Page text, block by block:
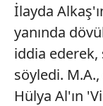
İlayda
yanında
iddia ederek,
söyledi. M.A.,
Hülya Al'ın